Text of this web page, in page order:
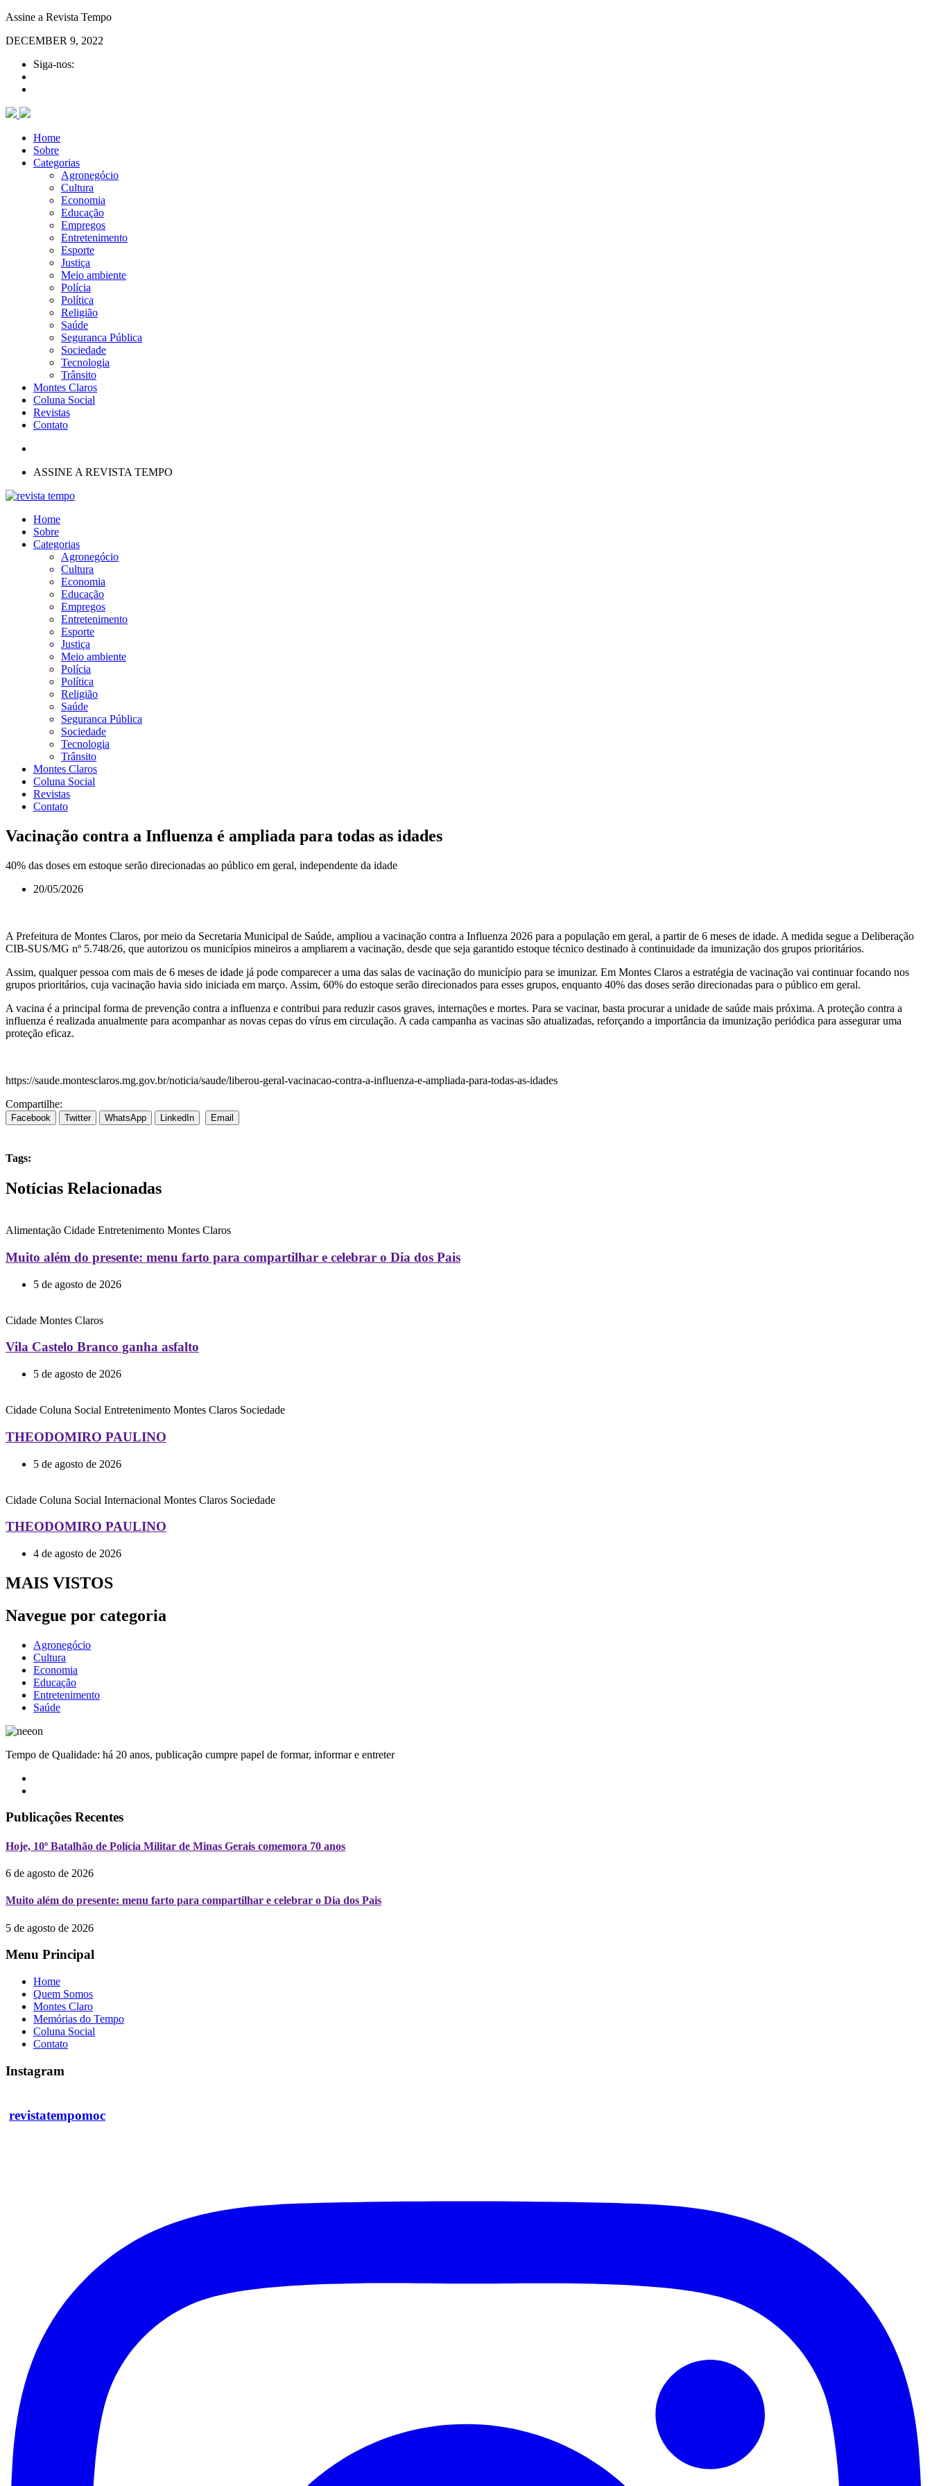
Assine a Revista Tempo
DECEMBER 9, 2022
Siga-nos:
Home
Sobre
Categorias
Agronegócio
Cultura
Economia
Educação
Empregos
Entretenimento
Esporte
Justiça
Meio ambiente
Polícia
Política
Religião
Saúde
Seguranca Pública
Sociedade
Tecnologia
Trânsito
Montes Claros
Coluna Social
Revistas
Contato
ASSINE A REVISTA TEMPO
Home
Sobre
Categorias
Agronegócio
Cultura
Economia
Educação
Empregos
Entretenimento
Esporte
Justiça
Meio ambiente
Polícia
Política
Religião
Saúde
Seguranca Pública
Sociedade
Tecnologia
Trânsito
Montes Claros
Coluna Social
Revistas
Contato
Vacinação contra a Influenza é ampliada para todas as idades
40% das doses em estoque serão direcionadas ao público em geral, independente da idade
20/05/2026
A Prefeitura de Montes Claros, por meio da Secretaria Municipal de Saúde, ampliou a vacinação contra a Influenza 2026 para a população em geral, a partir de 6 meses de idade. A medida segue a Deliberação
CIB-SUS/MG nº 5.748/26, que autorizou os municípios mineiros a ampliarem a vacinação, desde que seja garantido estoque técnico destinado à continuidade da imunização dos grupos prioritários.
Assim, qualquer pessoa com mais de 6 meses de idade já pode comparecer a uma das salas de vacinação do município para se imunizar. Em Montes Claros a estratégia de vacinação vai continuar focando nos
grupos prioritários, cuja vacinação havia sido iniciada em março. Assim, 60% do estoque serão direcionados para esses grupos, enquanto 40% das doses serão direcionadas para o público em geral.
A vacina é a principal forma de prevenção contra a influenza e contribui para reduzir casos graves, internações e mortes. Para se vacinar, basta procurar a unidade de saúde mais próxima. A proteção contra a
influenza é realizada anualmente para acompanhar as novas cepas do vírus em circulação. A cada campanha as vacinas são atualizadas, reforçando a importância da imunização periódica para assegurar uma
proteção eficaz.
https://saude.montesclaros.mg.gov.br/noticia/saude/liberou-geral-vacinacao-contra-a-influenza-e-ampliada-para-todas-as-idades
Compartilhe:
Facebook Twitter WhatsApp LinkedIn Email
Tags:
Notícias Relacionadas
Alimentação Cidade Entretenimento Montes Claros
Muito além do presente: menu farto para compartilhar e celebrar o Dia dos Pais
5 de agosto de 2026
Cidade Montes Claros
Vila Castelo Branco ganha asfalto
5 de agosto de 2026
Cidade Coluna Social Entretenimento Montes Claros Sociedade
THEODOMIRO PAULINO
5 de agosto de 2026
Cidade Coluna Social Internacional Montes Claros Sociedade
THEODOMIRO PAULINO
4 de agosto de 2026
MAIS VISTOS
Navegue por categoria
Agronegócio
Cultura
Economia
Educação
Entretenimento
Saúde
Tempo de Qualidade: há 20 anos, publicação cumpre papel de formar, informar e entreter
Publicações Recentes
Hoje, 10º Batalhão de Polícia Militar de Minas Gerais comemora 70 anos
6 de agosto de 2026
Muito além do presente: menu farto para compartilhar e celebrar o Dia dos Pais
5 de agosto de 2026
Menu Principal
Home
Quem Somos
Montes Claro
Memórias do Tempo
Coluna Social
Contato
Instagram
revistatempomoc